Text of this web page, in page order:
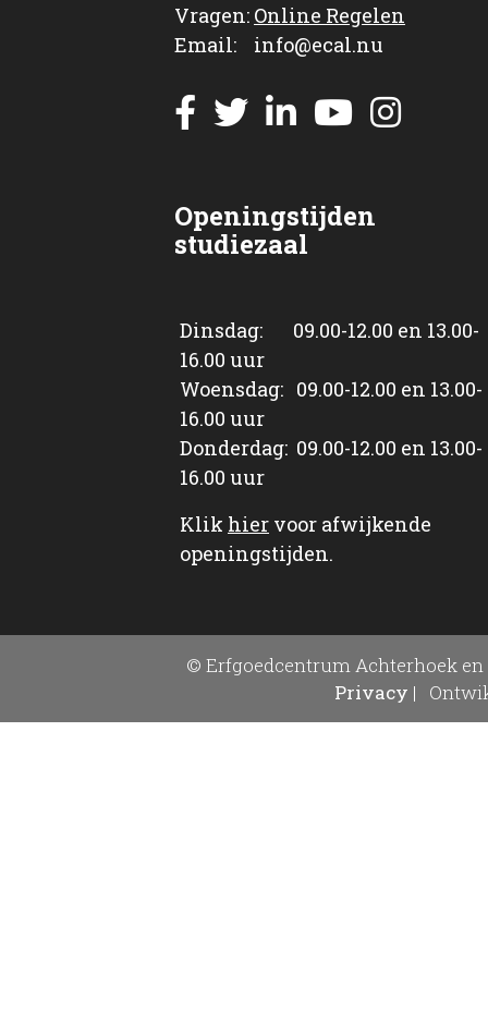
Vragen: Online Regelen
Email: info@ecal.nu
Openingstijden
studiezaal
Dinsdag: 09.00-12.00 en 13.00-
16.00 uur
Woensdag: 09.00-12.00 en 13.00-
16.00 uur
Donderdag: 09.00-12.00 en 13.00-
16.00 uur
Klik hier voor afwijkende
openingstijden.
© Erfgoedcentrum Achterhoek en
Privacy |